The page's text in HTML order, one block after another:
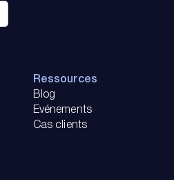
Ressources
Blog
Evénements
Cas clients